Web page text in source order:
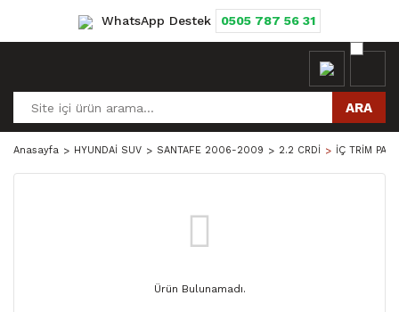
WhatsApp Destek 0505 787 56 31
ARA
Anasayfa HYUNDAİ SUV SANTAFE 2006-2009 2.2 CRDİ İÇ TRİM
Ürün Bulunamadı.